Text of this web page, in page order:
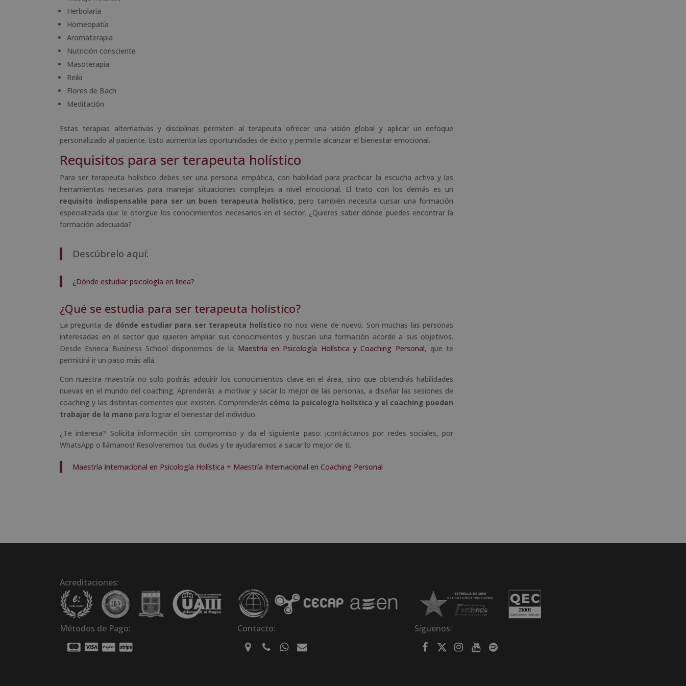
Herbolaria
Homeopatía
Aromaterapia
Nutrición consciente
Masoterapia
Reiki
Flores de Bach
Meditación
Estas terapias alternativas y disciplinas permiten al terapeuta ofrecer una visión global y aplicar un enfoque
personalizado al paciente. Esto aumenta las oportunidades de éxito y permite alcanzar el bienestar emocional.
Requisitos para ser terapeuta holístico
Para ser terapeuta holístico debes ser una persona empática, con habilidad para practicar la escucha activa y las
herramientas necesarias para manejar situaciones complejas a nivel emocional. El trato con los demás es un
requisito indispensable para ser un buen terapeuta holístico, pero también necesita cursar una formación
especializada que le otorgue los conocimientos necesarios en el sector. ¿Quieres saber dónde puedes encontrar la
formación adecuada?
Descúbrelo aquí:
¿Dónde estudiar psicología en línea?
¿Qué se estudia para ser terapeuta holístico?
La pregunta de dónde estudiar para ser terapeuta holístico no nos viene de nuevo. Son muchas las personas
interesadas en el sector que quieren ampliar sus conocimientos y buscan una formación acorde a sus objetivos.
Desde Esneca Business School disponemos de la Maestría en Psicología Holística y Coaching Personal, que te
permitirá ir un paso más allá.
Con nuestra maestría no solo podrás adquirir los conocimientos clave en el área, sino que obtendrás habilidades
nuevas en el mundo del coaching. Aprenderás a motivar y sacar lo mejor de las personas, a diseñar las sesiones de
coaching y las distintas corrientes que existen. Comprenderás cómo la psicología holística y el coaching pueden
trabajar de la mano para lograr el bienestar del individuo.
¿Te interesa? Solicita información sin compromiso y da el siguiente paso: ¡contáctanos por redes sociales, por
WhatsApp o llámanos! Resolveremos tus dudas y te ayudaremos a sacar lo mejor de ti.
Maestría Internacional en Psicología Holística + Maestría Internacional en Coaching Personal
Acreditaciones:
Métodos de Pago: Contacto: Síguenos: